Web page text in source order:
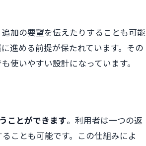
加の要望を伝えたりすることも可能
進める前提が保たれています。その
使いやすい設計になっています。
ことができます。利用者は一つの返
ことも可能です。この仕組みによ